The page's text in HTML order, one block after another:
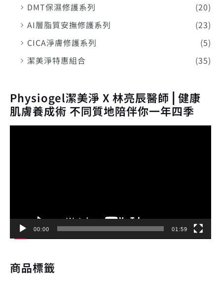
DMT保濕修護系列
(20)
AI層脂質安撫修護系列
(23)
CICA淨膚修護系列
(5)
潔美淨特惠組合
(35)
Physiogel潔美淨 X 林亮辰醫師⎪健康
肌膚養成術 不同質地陪伴你一年四季
00:00 01:59
商品標籤